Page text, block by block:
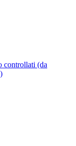
controllati (da